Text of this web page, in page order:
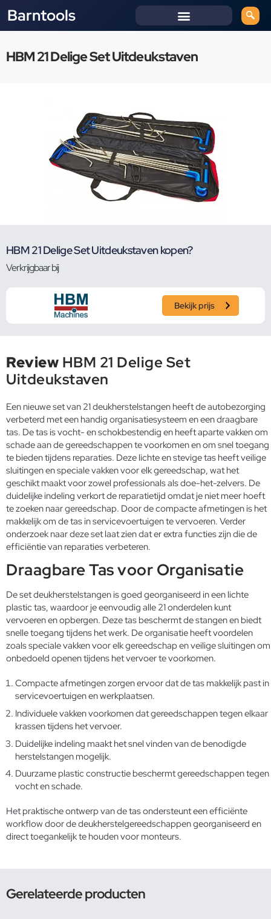
Barntools
HBM 21 Delige Set Uitdeukstaven
HBM 21 Delige Set Uitdeukstaven kopen?
Verkrijgbaar bij
Bekijk prijs
Review HBM 21 Delige Set
Uitdeukstaven
Een nieuwe set van 21 deukherstelstangen heeft de autobezorging
verbeterd met een handig organisatiesysteem en een draagbare
tas. De tas is vocht- en schokbestendig en heeft aparte vakken om
schade aan de gereedschappen te voorkomen en om snel toegang
te bieden tijdens reparaties. Deze lichte en stevige tas heeft veilige
sluitingen en speciale vakken voor elk gereedschap, wat het
geschikt maakt voor zowel professionals als doe-het-zelvers. De
duidelijke indeling verkort de reparatietijd omdat je niet meer hoeft
te zoeken naar gereedschap. Door de compacte afmetingen is het
makkelijk om de tas in servicevoertuigen te vervoeren. Verder
onderzoek naar deze set laat zien dat er extra functies zijn die de
efficiëntie van reparaties verbeteren.
Draagbare Tas voor Organisatie
De set deukherstelstangen is goed georganiseerd in een lichte
plastic tas, waardoor je eenvoudig alle 21 onderdelen kunt
vervoeren en opbergen. Deze tas beschermt de stangen en biedt
snelle toegang tijdens het werk. De organisatie heeft voordelen
zoals speciale vakken voor elk gereedschap en veilige sluitingen om
onbedoeld openen tijdens het vervoer te voorkomen.
Compacte afmetingen zorgen ervoor dat de tas makkelijk past in
servicevoertuigen en werkplaatsen.
Individuele vakken voorkomen dat gereedschappen tegen elkaar
krassen tijdens het vervoer.
Duidelijke indeling maakt het snel vinden van de benodigde
herstelstangen mogelijk.
Duurzame plastic constructie beschermt gereedschappen tegen
vocht en schade.
Het praktische ontwerp van de tas ondersteunt een efficiënte
workflow door de deukherstelgereedschappen georganiseerd en
direct toegankelijk te houden voor monteurs.
Gerelateerde producten